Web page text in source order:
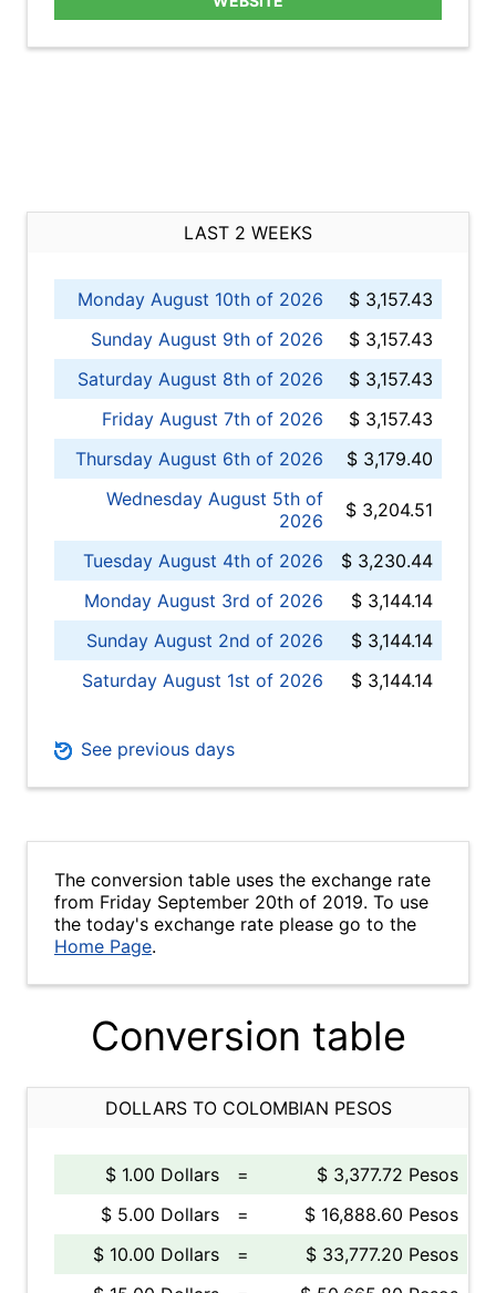
LAST 2 WEEKS
Monday August 10th of 2026
$ 3,157.43
Sunday August 9th of 2026
$ 3,157.43
Saturday August 8th of 2026
$ 3,157.43
Friday August 7th of 2026
$ 3,157.43
Thursday August 6th of 2026
$ 3,179.40
Wednesday August 5th of
2026
$ 3,204.51
Tuesday August 4th of 2026
$ 3,230.44
Monday August 3rd of 2026
$ 3,144.14
Sunday August 2nd of 2026
$ 3,144.14
Saturday August 1st of 2026
$ 3,144.14
See previous days
The conversion table uses the exchange rate
from Friday September 20th of 2019. To use
the today's exchange rate please go to the
Home Page.
Conversion table
DOLLARS TO COLOMBIAN PESOS
$ 1.00 Dollars =
$ 3,377.72 Pesos
$ 5.00 Dollars
=
$ 16,888.60 Pesos
$ 10.00 Dollars
=
$ 33,777.20 Pesos